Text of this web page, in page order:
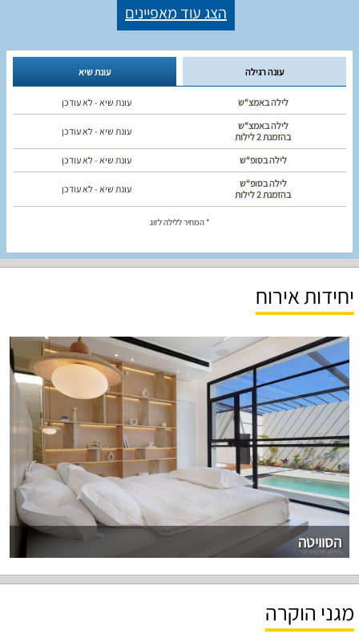
עונת שיא עונה רגילה
לילה באמצ“ש
עונת שיא - לא עודכן
לילה באמצ“ש
בהזמנת 2 לילות
עונת שיא - לא עודכן
לילה בסופ“ש
עונת שיא - לא עודכן
לילה בסופ“ש
בהזמנת 2 לילות
עונת שיא - לא עודכן
* המחיר ללילה לזוג
הצג עוד מאפיינים
יחידות אירוח
הסוויטה
מגני הוקרה